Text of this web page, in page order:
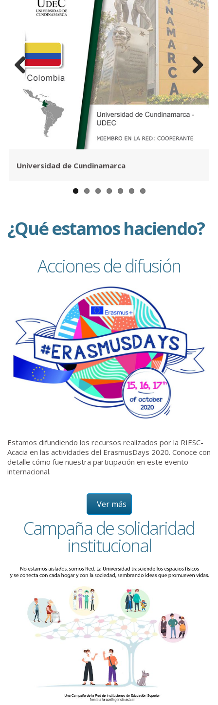
Universidad de Cundinamarca
Previous
¿Qué estamos haciendo?
Acciones de difusión
Estamos difundiendo los recursos realizados por la RIESC-
Acacia en las actividades del ErasmusDays 2020. Conoce con
detalle cómo fue nuestra participación en este evento
internacional.
Ver más
Campaña de solidaridad
institucional